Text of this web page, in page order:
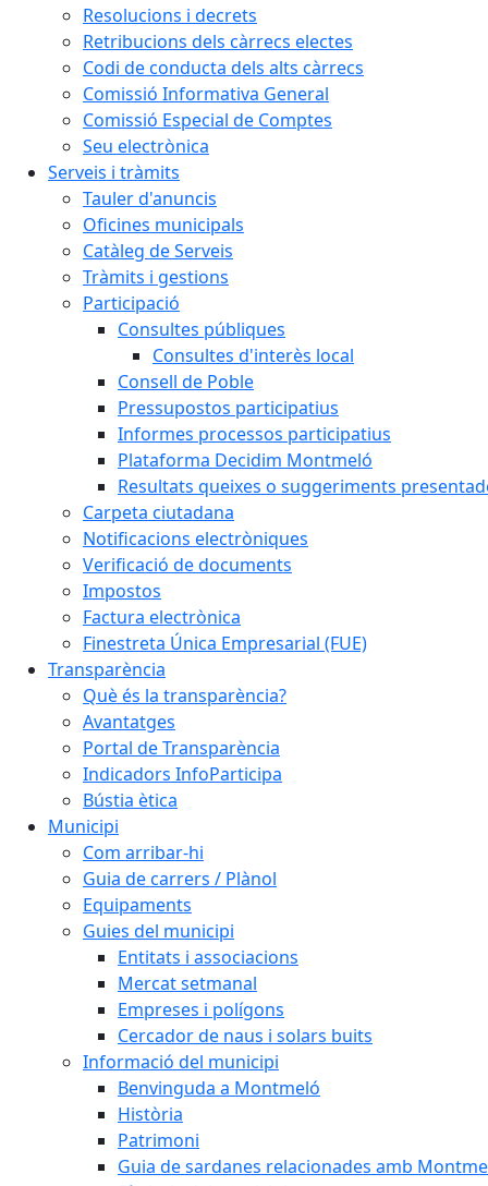
Resolucions i decrets
Retribucions dels càrrecs electes
Codi de conducta dels alts càrrecs
Comissió Informativa General
Comissió Especial de Comptes
Seu electrònica
Serveis i tràmits
Tauler d'anuncis
Oficines municipals
Catàleg de Serveis
Tràmits i gestions
Participació
Consultes públiques
Consultes d'interès local
Consell de Poble
Pressupostos participatius
Informes processos participatius
Plataforma Decidim Montmeló
Resultats queixes o suggeriments
Carpeta ciutadana
Notificacions electròniques
Verificació de documents
Impostos
Factura electrònica
Finestreta Única Empresarial (FUE)
Transparència
Què és la transparència?
Avantatges
Portal de Transparència
Indicadors InfoParticipa
Bústia ètica
Municipi
Com arribar-hi
Guia de carrers / Plànol
Equipaments
Guies del municipi
Entitats i associacions
Mercat setmanal
Empreses i polígons
Cercador de naus i solars buits
Informació del municipi
Benvinguda a Montmeló
Història
Patrimoni
Guia de sardanes relacionades amb